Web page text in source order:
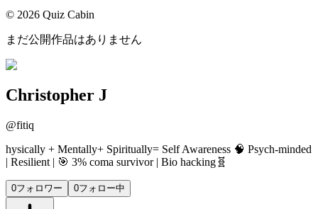
© 2026 Quiz Cabin
まだ公開作品はありません
Christopher J
@fitiq
hysically + Mentally+ Spiritually= Self Awareness 🧠 Psych-minded
| Resilient | 🎯 3% coma survivor | Bio hacking🧬
0フォロワー 0フォロー中